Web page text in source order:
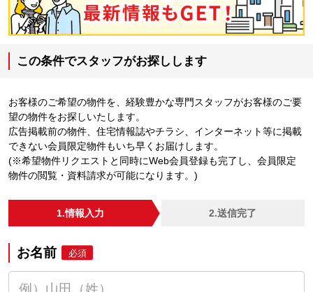
この条件でスタッフがお探しします
お客様のご希望の物件を、経験豊かな専門スタッフがお客様のご要
望の物件をお探しいたします。
広告掲載前の物件、住宅情報誌やチラシ、インターネット等に掲載
できない会員限定物件もいち早くお届けします。
(※希望物件リクエストと同時にWeb会員登録も完了し、会員限定
物件の閲覧・資料請求が可能になります。)
1.情報入力 2.送信完了
お名前 必須